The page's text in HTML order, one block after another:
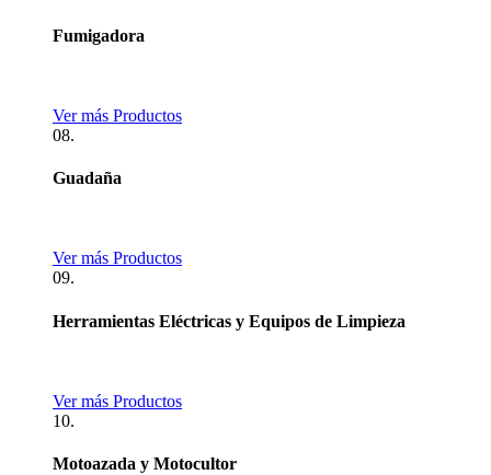
Fumigadora
Ver más Productos
08.
Guadaña
Ver más Productos
09.
Herramientas Eléctricas y Equipos de Limpieza
Ver más Productos
10.
Motoazada y Motocultor